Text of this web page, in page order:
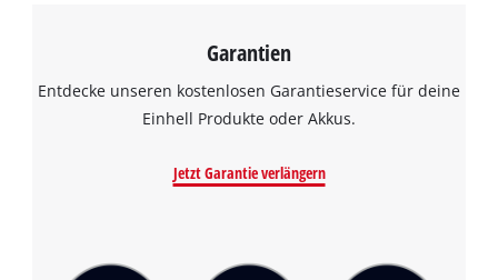
to trackers that are not disclosed to the
visitor. The website owner needs to setup
the site with their CMP to add this content
to the list of technologies used.
Management Platform
Garantien
Entdecke unseren kostenlosen Garantieservice für deine
Einhell Produkte oder Akkus.
Jetzt Garantie verlängern